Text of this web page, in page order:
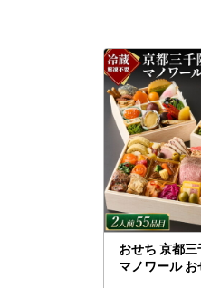
おせち 京都三
マノワール お